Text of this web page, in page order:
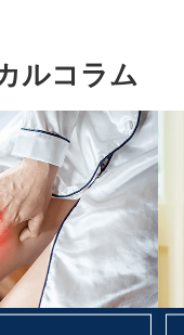
ルコラム